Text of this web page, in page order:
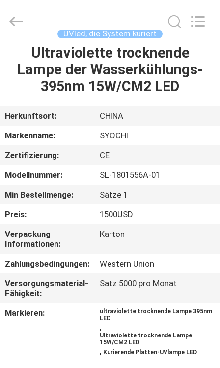
HAUS
PRODUKTE
ÜBER
UNS
FABRIK-
AUSFLUG
QUALITÄTSKONTROLLE
TRETEN
SIE
MIT
UNS
IN
Electronics
UVled, die System kuriert
Ultraviolette trocknende
Lampe der Wasserkühlungs-
395nm 15W/CM2 LED
Herkunftsort:
CHINA
Markenname:
SYOCHI
Zertifizierung:
CE
Modellnummer:
SL-1801556A-01
Min Bestellmenge:
Sätze 1
Preis:
1500USD
Verpackung
Informationen:
Karton
Zahlungsbedingungen:
Western Union
Versorgungsmaterial-
Fähigkeit:
Satz 5000 pro Monat
Markieren:
ultraviolette trocknende Lampe 395nm
LED
,
Ultraviolette trocknende Lampe
15W/CM2 LED
, Kurierende Platten-UVlampe LED